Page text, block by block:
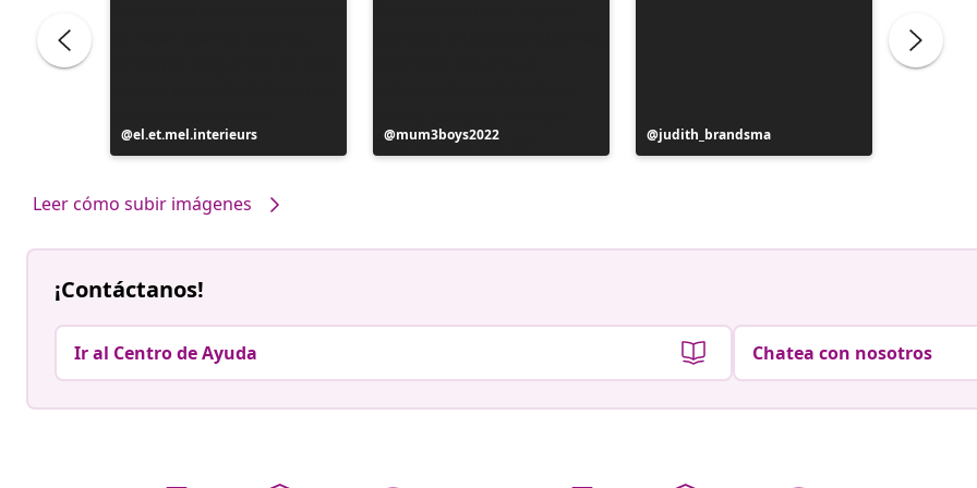
Publicación
realizada
el.et.mel.interieurs
Publicación
realizada
mum3boys2022
Publicación
realizada
judith_brandsma
Leer cómo subir imágenes
¡Contáctanos!
Ir al Centro de Ayuda Chatea con nosotros